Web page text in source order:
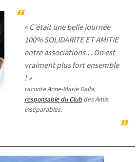
« C’était une belle journée
100% SOLIDARITE ET AMITIE
entre associations… On est
vraiment plus fort ensemble
!»
raconte Anne-Marie Dalla,
responsable du Clubdes Amis
inséparables.